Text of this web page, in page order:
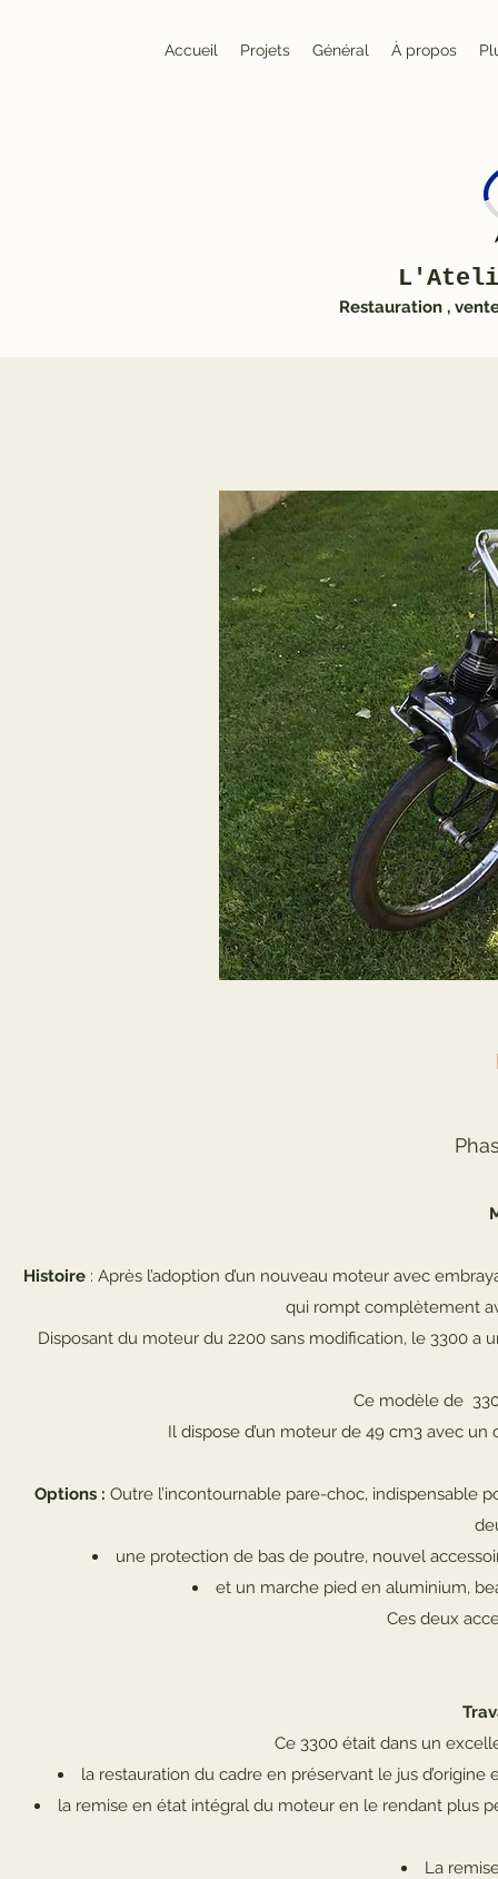
Accueil Projets Général À propos
Restauration ,
Histoire : Après l’adoption d’un nouveau moteur avec
qui rompt complètement
Disposant du moteur du 2200 sans modification, le 3300 a
Ce modèle de
Il dispose d’un moteur de 49 cm3 avec
Options : Outre l’incontournable pare-choc, indispensable
une protection de bas de poutre, nouvel
et un marche pied en aluminium,
Ces deux
Ce 3300 était dans un
la restauration du cadre en préservant le jus
la remise en état intégral du moteur en le rendant plus
La